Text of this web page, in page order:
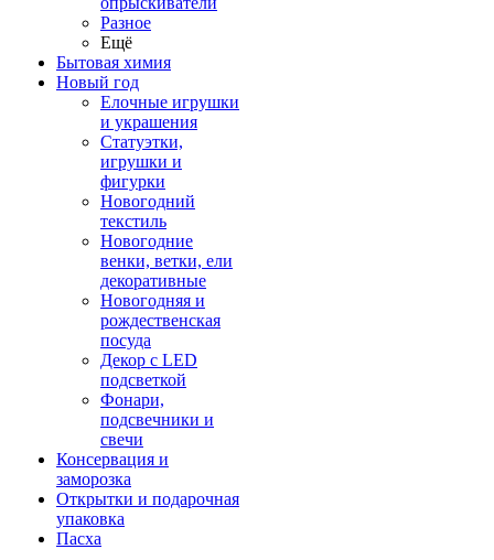
Разное
Ещё
Бытовая химия
Новый год
Елочные игрушки
и украшения
Статуэтки,
игрушки и
фигурки
Новогодний
текстиль
Новогодние
венки, ветки, ели
декоративные
Новогодняя и
рождественская
посуда
Декор с LED
подсветкой
Фонари,
подсвечники и
свечи
Консервация и
заморозка
Открытки и подарочная
упаковка
Пасха